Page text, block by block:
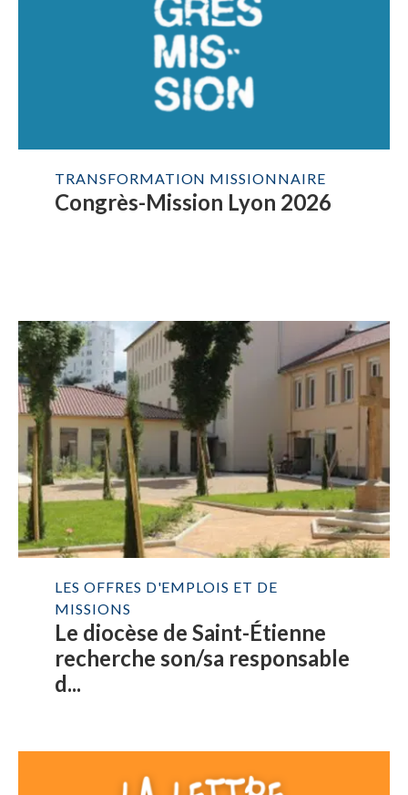
TRANSFORMATION MISSIONNAIRE
Congrès-Mission Lyon 2026
LES OFFRES D'EMPLOIS ET DE
MISSIONS
Le diocèse de Saint-Étienne
recherche son/sa responsable
d...